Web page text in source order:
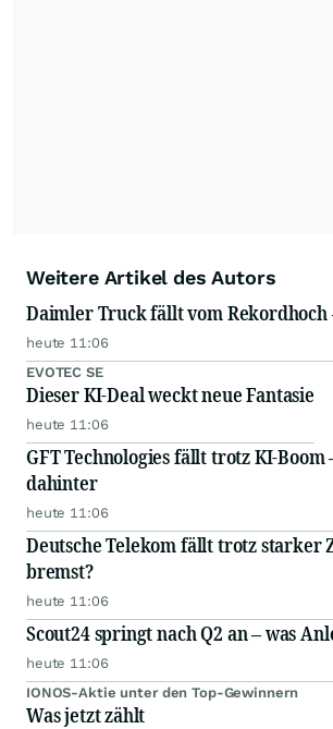
Weitere Artikel des Autors
Daimler Truck fällt vom Rekordhoch
heute 11:06
EVOTEC SE
Dieser KI-Deal weckt neue Fantasie
heute 11:06
GFT Technologies fällt trotz KI-Boom
dahinter
heute 11:06
Deutsche Telekom fällt trotz starker
bremst?
heute 11:06
Scout24 springt nach Q2 an – was
heute 11:06
IONOS-Aktie unter den Top-Gewinnern
Was jetzt zählt